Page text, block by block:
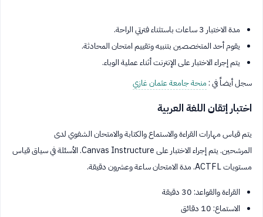
مدة الاختبار 3 ساعات باستثناء فترتي الراحة.
يقوم أحد المتخصصين بتنبيه وتقييم امتحان المحادثة.
يتم إجراء الاختبار على الإنترنت أثناء عملية الوباء.
سجل أيضاً في :منحة جامعة عثمان غازي
اختبار إتقان اللغة العربية
يتم قياس مهارات القراءة والاستماع والكتابة والامتحان الشفوي لدى
المرشحين. يتم إجراء الاختبار على Canvas Instructure. الأسئلة في سياق قياس
مستويات ACTFL. مدة الامتحان ساعة وعشرون دقيقة.
القراءة والقواعد: 30 دقيقة
الاستماع: 10 دقائق